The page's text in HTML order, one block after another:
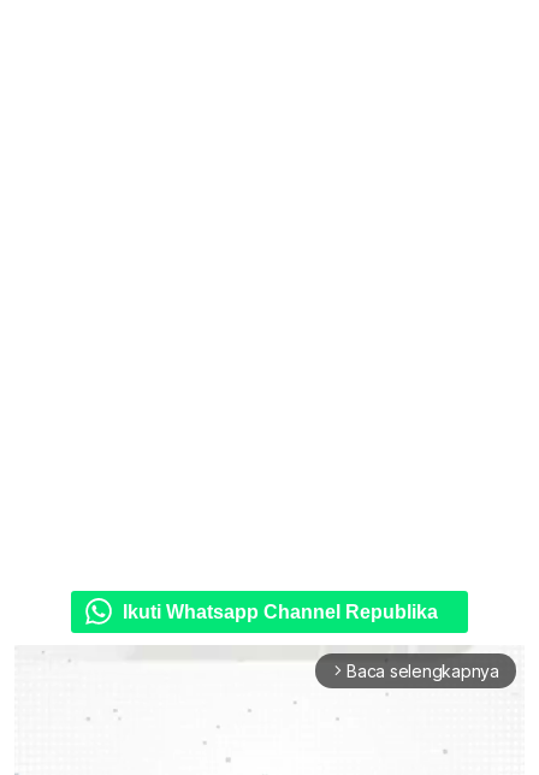
Ikuti Whatsapp Channel Republika
arrow_forward_ios Baca selengkapnya